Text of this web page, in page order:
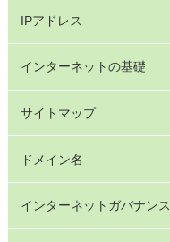
IPアドレス
インターネットの基礎
サイトマップ
ドメイン名
インターネットガバナンス